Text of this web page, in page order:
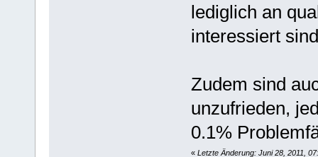
lediglich an
interessiert
Zudem sind
unzufrieden,
0.1%
« Letzte Änderung: Juni 28, 2011,